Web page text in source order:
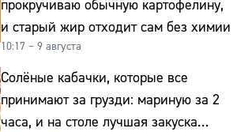
прокручиваю обычную картофелину,
и старый жир отходит сам без химии
10:17 – 9 августа
Солёные кабачки, которые все
принимают за грузди: мариную за 2
часа, и на столе лучшая закуска